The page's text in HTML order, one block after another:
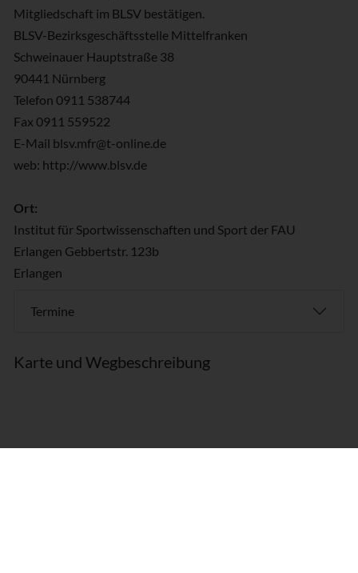
Mitgliedschaft im BLSV bestätigen.
BLSV-Bezirksgeschäftsstelle Mittelfranken
Schweinauer Hauptstraße 38
90441 Nürnberg
Telefon 0911 538744
Fax 0911 559522
E-Mail blsv.mfr@t-online.de
web: http://www.blsv.de
Ort:
Institut für Sportwissenschaften und Sport der FAU
Erlangen Gebbertstr. 123b
Erlangen
Termine
Karte und Wegbeschreibung